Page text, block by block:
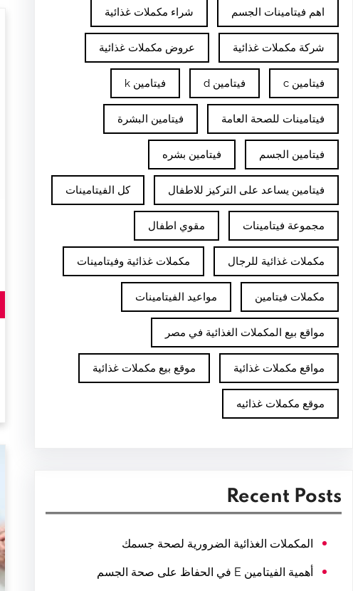
اهم فيتامينات الجسم شراء مكملات غذائية
شركة مكملات غذائية عروض مكملات غذائية
فيتامين c فيتامين d فيتامين k
فيتامينات للصحة العامة فيتامين البشرة
فيتامين الجسم فيتامين بشره
فيتامين يساعد على التركيز للاطفال كل الفيتامينات
مجموعة فيتامينات مقوي اطفال
مكملات غذائية للرجال مكملات غذائية وفيتامينات
مكملات فيتامين مواعيد الفيتامينات
مواقع بيع المكملات الغذائية في مصر
مواقع مكملات غذائية موقع بيع مكملات غذائية
موقع مكملات غذائيه
Recent Posts
المكملات الغذائية الضرورية لصحة جسمك
أهمية الفيتامين E في الحفاظ على صحة الجسم